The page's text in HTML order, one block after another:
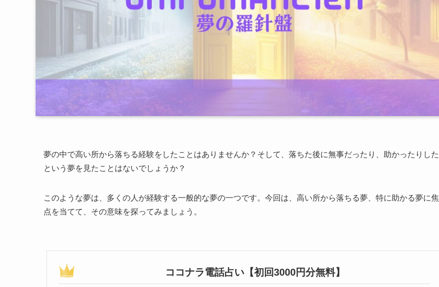
夢の中で高い所から落ちる経験をしたことはありませんか？そして、落ちた後に無事だったり、助かったりした
という夢を見たことはないでしょうか？
このような夢は、多くの人が経験する一般的な夢の一つです。今回は、高い所から落ちる夢、特に助かる夢に焦
点を当てて、その意味を探ってみましょう。
ココナラ電話占い【初回3000円分無料】